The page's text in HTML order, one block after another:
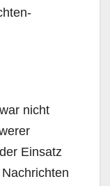
nicht
Einsatz